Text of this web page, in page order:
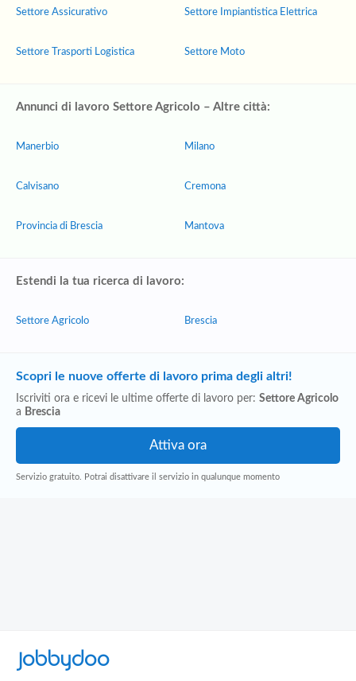
Settore Assicurativo
Settore Trasporti Logistica
Settore Impiantistica Elettrica
Settore Moto
Annunci di lavoro Settore Agricolo – Altre città:
Manerbio
Calvisano
Provincia di Brescia
Milano
Cremona
Mantova
Estendi la tua ricerca di lavoro:
Settore Agricolo Brescia
Scopri le nuove offerte di lavoro prima degli altri!
Iscriviti ora e ricevi le ultime offerte di lavoro per: Settore Agricolo
a Brescia
Servizio gratuito. Potrai disattivare il servizio in qualunque momento
Jobbydoo